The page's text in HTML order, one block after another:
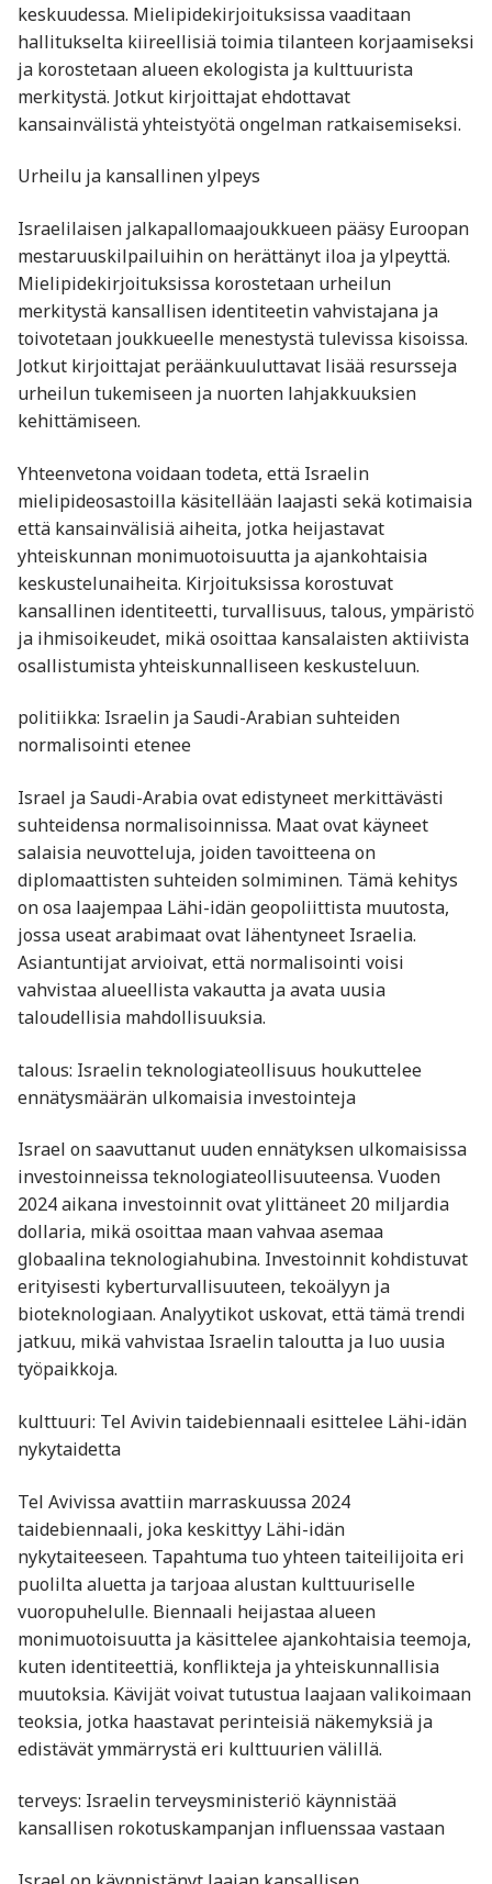
keskuudessa. Mielipidekirjoituksissa vaaditaan
hallitukselta kiireellisiä toimia tilanteen korjaamiseksi
ja korostetaan alueen ekologista ja kulttuurista
merkitystä. Jotkut kirjoittajat ehdottavat
kansainvälistä yhteistyötä ongelman ratkaisemiseksi.
Urheilu ja kansallinen ylpeys
Israelilaisen jalkapallomaajoukkueen pääsy Euroopan
mestaruuskilpailuihin on herättänyt iloa ja ylpeyttä.
Mielipidekirjoituksissa korostetaan urheilun
merkitystä kansallisen identiteetin vahvistajana ja
toivotetaan joukkueelle menestystä tulevissa kisoissa.
Jotkut kirjoittajat peräänkuuluttavat lisää resursseja
urheilun tukemiseen ja nuorten lahjakkuuksien
kehittämiseen.
Yhteenvetona voidaan todeta, että Israelin
mielipideosastoilla käsitellään laajasti sekä kotimaisia
että kansainvälisiä aiheita, jotka heijastavat
yhteiskunnan monimuotoisuutta ja ajankohtaisia
keskustelunaiheita. Kirjoituksissa korostuvat
kansallinen identiteetti, turvallisuus, talous, ympäristö
ja ihmisoikeudet, mikä osoittaa kansalaisten aktiivista
osallistumista yhteiskunnalliseen keskusteluun.
politiikka: Israelin ja Saudi-Arabian suhteiden
normalisointi etenee
Israel ja Saudi-Arabia ovat edistyneet merkittävästi
suhteidensa normalisoinnissa. Maat ovat käyneet
salaisia neuvotteluja, joiden tavoitteena on
diplomaattisten suhteiden solmiminen. Tämä kehitys
on osa laajempaa Lähi-idän geopoliittista muutosta,
jossa useat arabimaat ovat lähentyneet Israelia.
Asiantuntijat arvioivat, että normalisointi voisi
vahvistaa alueellista vakautta ja avata uusia
taloudellisia mahdollisuuksia.
talous: Israelin teknologiateollisuus houkuttelee
ennätysmäärän ulkomaisia investointeja
Israel on saavuttanut uuden ennätyksen ulkomaisissa
investoinneissa teknologiateollisuuteensa. Vuoden
2024 aikana investoinnit ovat ylittäneet 20 miljardia
dollaria, mikä osoittaa maan vahvaa asemaa
globaalina teknologiahubina. Investoinnit kohdistuvat
erityisesti kyberturvallisuuteen, tekoälyyn ja
bioteknologiaan. Analyytikot uskovat, että tämä trendi
jatkuu, mikä vahvistaa Israelin taloutta ja luo uusia
työpaikkoja.
kulttuuri: Tel Avivin taidebiennaali esittelee Lähi-idän
nykytaidetta
Tel Avivissa avattiin marraskuussa 2024
taidebiennaali, joka keskittyy Lähi-idän
nykytaiteeseen. Tapahtuma tuo yhteen taiteilijoita eri
puolilta aluetta ja tarjoaa alustan kulttuuriselle
vuoropuhelulle. Biennaali heijastaa alueen
monimuotoisuutta ja käsittelee ajankohtaisia teemoja,
kuten identiteettiä, konflikteja ja yhteiskunnallisia
muutoksia. Kävijät voivat tutustua laajaan valikoimaan
teoksia, jotka haastavat perinteisiä näkemyksiä ja
edistävät ymmärrystä eri kulttuurien välillä.
terveys: Israelin terveysministeriö käynnistää
kansallisen rokotuskampanjan influenssaa vastaan